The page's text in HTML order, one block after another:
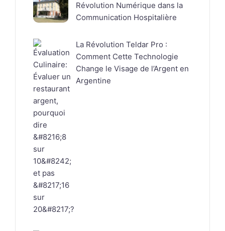
Révolution Numérique dans la
Communication Hospitalière
La Révolution Teldar Pro :
Comment Cette Technologie
Change le Visage de l’Argent en
Argentine